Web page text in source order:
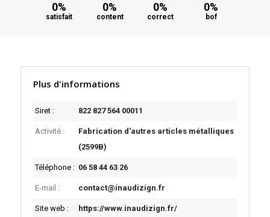
0%
satisfait
0%
content
0%
correct
0%
bof
Plus d'informations
Siret : 822 827 564 00011
Activité :
Fabrication d'autres articles métalliques
(2599B)
Téléphone : 06 58 44 63 26
E-mail : contact@inaudizign.fr
Site web : https://www.inaudizign.fr/